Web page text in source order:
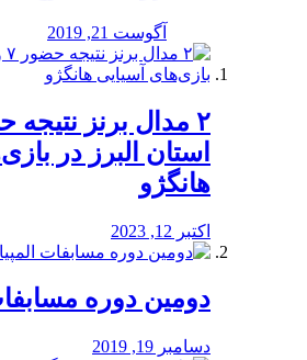
آگوست 21, 2019
استان البرز در
هانگژو
اکتبر 12, 2023
دومین دوره
دسامبر 19, 2019